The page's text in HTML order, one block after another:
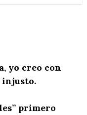
yo creo con
injusto.
primero